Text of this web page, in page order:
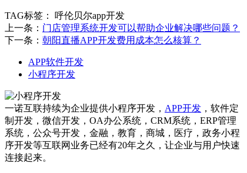
TAG标签：
呼伦贝尔app开发
上一条： 门店管理系统开发可以帮助企业解决哪些问题？
下一条： 朝阳直播APP开发费用成本怎么核算？
APP软件开发
小程序开发
一诺互联持续为企业提供小程序开发， APP开发 ，软件定
制开发，微信开发，OA办公系统，CRM系统，ERP管理
系统，公众号开发，金融，教育，商城，医疗，政务小程
序开发等互联网业务已经有20年之久，让企业与用户快速
连接起来。